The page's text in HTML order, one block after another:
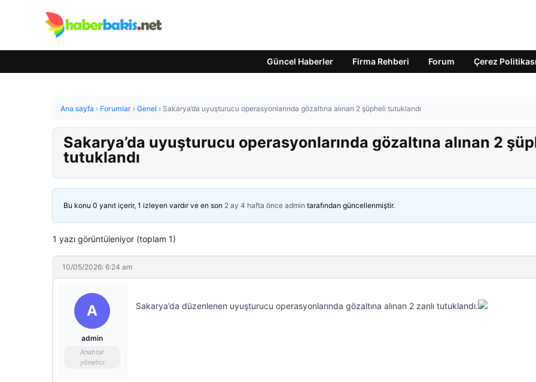
Güncel Haberler Firma Rehberi Forum Çerez Politikası
Ana sayfa › Forumlar › Genel › Sakarya’da uyuşturucu operasyonlarında gözaltına alınan 2 şüpheli tutuklandı
Sakarya’da uyuşturucu operasyonlarında gözaltına alınan 2
tutuklandı
Bu konu 0 yanıt içerir, 1 izleyen vardır ve en son 2 ay 4 hafta önce admin tarafından güncellenmiştir.
1 yazı görüntüleniyor (toplam 1)
10/05/2026: 6:24 am
A
admin
Anahtar
yönetici
Sakarya’da düzenlenen uyuşturucu operasyonlarında gözaltına alınan 2 zanlı tutuklandı.